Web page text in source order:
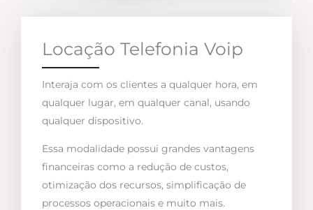
Locação Telefonia Voip
Interaja com os clientes a qualquer hora, em
qualquer lugar, em qualquer canal, usando
qualquer dispositivo.
Essa modalidade possui grandes vantagens
financeiras como a redução de custos,
otimização dos recursos, simplificação de
processos operacionais e muito mais.